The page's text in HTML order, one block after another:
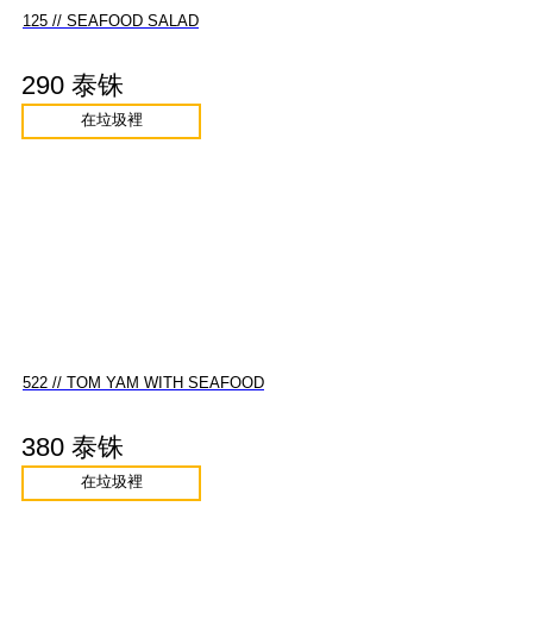
125 // SEAFOOD SALAD
290 泰铢
在垃圾裡
522 // TOM YAM WITH SEAFOOD
380 泰铢
在垃圾裡